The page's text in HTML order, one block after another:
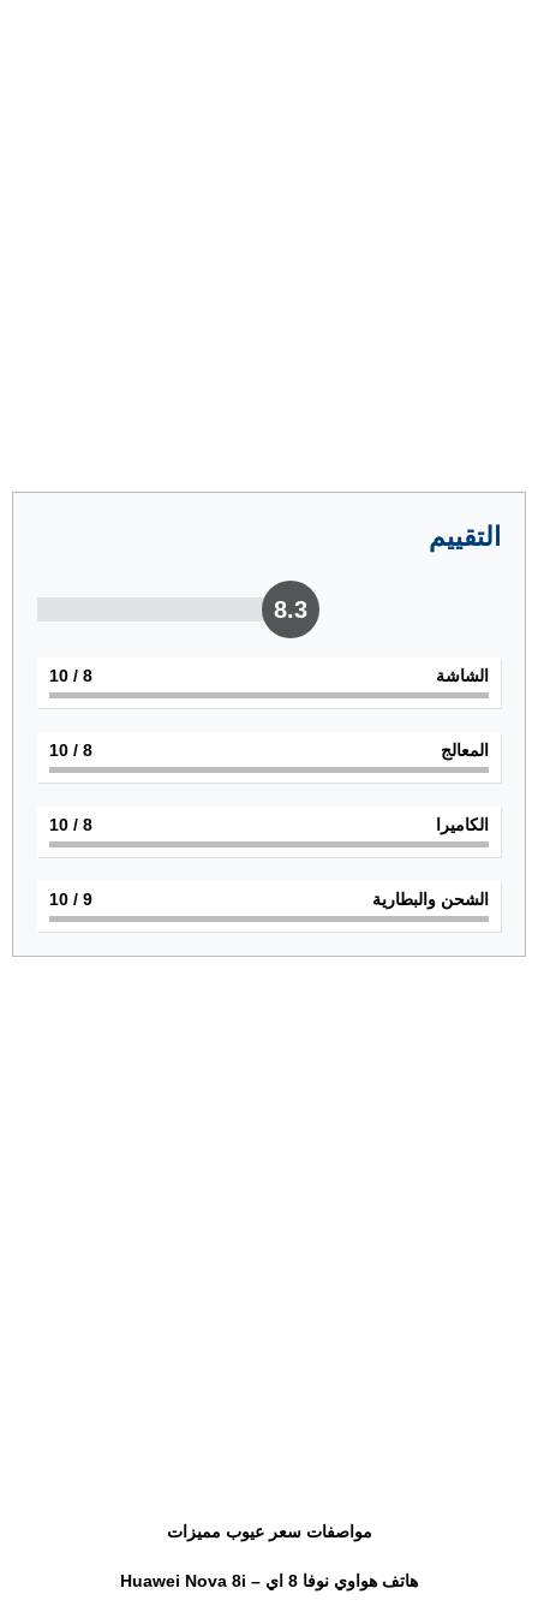
التقييم
8.3
الشاشة 8
/ 10
المعالج 8
/ 10
الكاميرا 8
/ 10
الشحن والبطارية 9
/ 10
مواصفات سعر عيوب مميزات
هاتف هواوي نوفا 8 اي – Huawei Nova 8i